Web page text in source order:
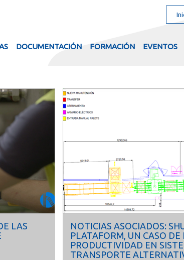
DOCUMENTACIÓN FORMACIÓN EVENTOS
LAS
NOTICIAS ASOCIADOS:
PLATAFORM, UN CASO DE
PRODUCTIVIDAD EN
TRANSPORTE